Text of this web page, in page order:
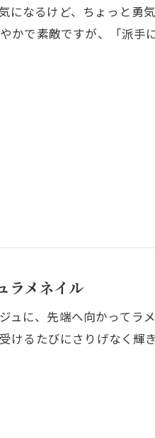
になるけど、ちょっと勇
かで素敵ですが、「派手
ラメネイル
に、先端へ向かってラ
けるたびにさりげなく輝